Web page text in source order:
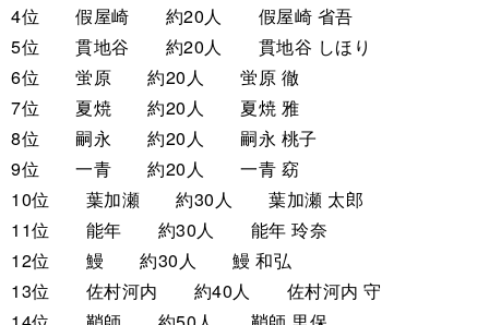
4位 假屋崎 約20人 假屋崎 省吾
5位 貫地谷 約20人 貫地谷 しほり
6位 蛍原 約20人 蛍原 徹
7位 夏焼 約20人 夏焼 雅
8位 嗣永 約20人 嗣永 桃子
9位 一青 約20人 一青 窈
10位 葉加瀬 約30人 葉加瀬 太郎
11位 能年 約30人 能年 玲奈
12位 鰻 約30人 鰻 和弘
13位 佐村河内 約40人 佐村河内 守